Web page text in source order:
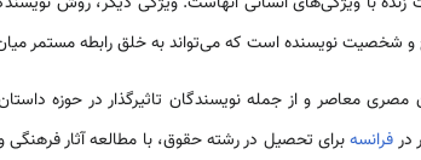
شخصیت نویسنده است که می‌تواند به خلق رابطه مستمر میان
پرکارترین ادیبان مصری معاصر و از جمله نویسندگان تاثیرگذار در حوزه
درفرانسهبرای تحصیل در رشته حقوق، با مطالعه آثار فرهنگی